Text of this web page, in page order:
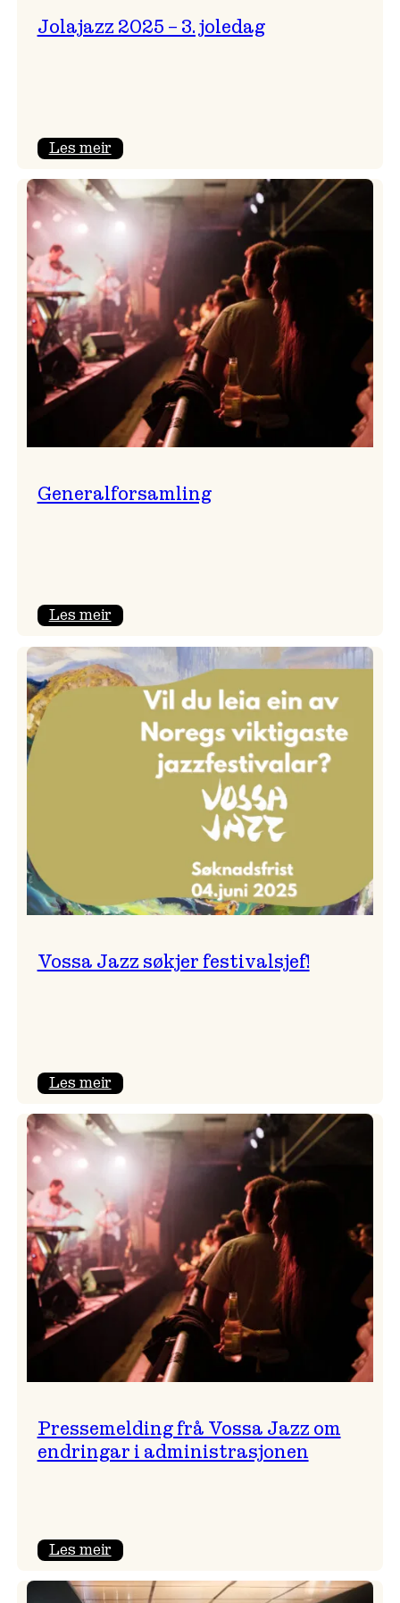
Jolajazz 2025 – 3. joledag
Les meir:
2025
–
joledag
Generalforsamling
Les meir:
Vossa Jazz søkjer festivalsjef!
Les meir:
Jazz
søkjer
Pressemelding frå Vossa Jazz om
endringar i administrasjonen
Les meir:
frå